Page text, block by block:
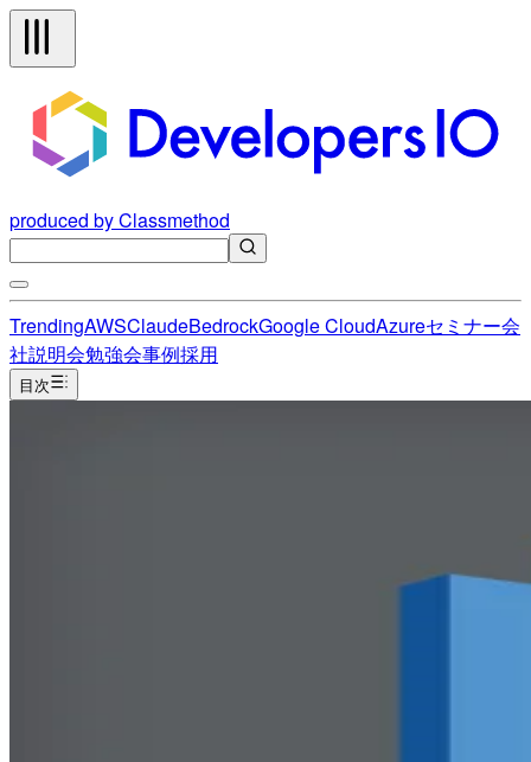
produced by Classmethod
TrendingAWSClaudeBedrockGoogle CloudAzureセミナー会
社説明会勉強会事例採用
目次